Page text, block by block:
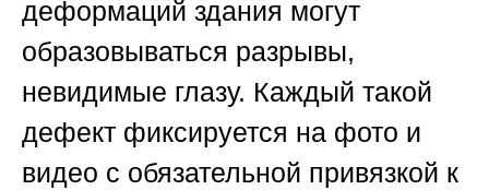
деформаций здания могут
образовываться разрывы,
невидимые глазу. Каждый такой
дефект фиксируется на фото и
видео с обязательной привязкой к